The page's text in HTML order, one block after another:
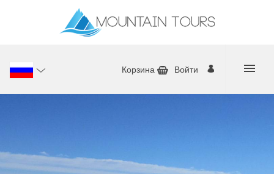
Войти
Корзина